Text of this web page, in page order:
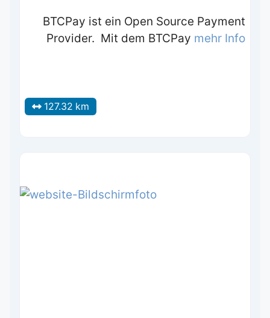
BTCPay ist ein Open Source Payment
Provider. Mit dem BTCPay mehr Info
127.32 km